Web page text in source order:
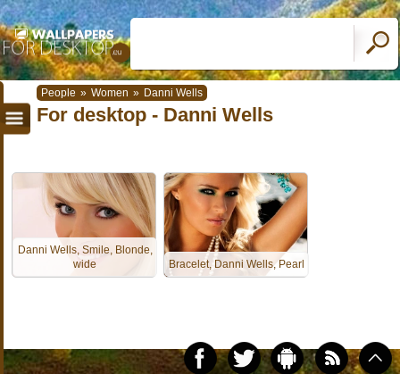
People » Women » Danni Wells
For desktop - Danni Wells
Danni Wells, Smile, Blonde,
wide
Bracelet, Danni Wells, Pearl